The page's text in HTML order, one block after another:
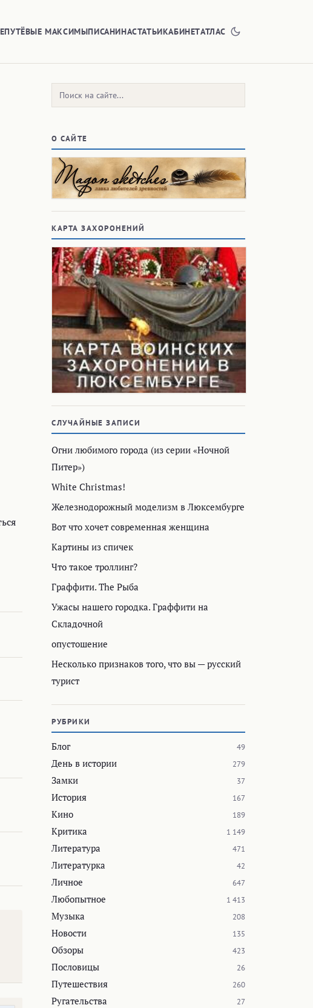
МАКСИМЫПИСАНИНАСТАТЬИКАБИНЕТАТЛАС
Поиск:
О САЙТЕ
КАРТА ЗАХОРОНЕНИЙ
СЛУЧАЙНЫЕ ЗАПИСИ
Огни любимого города (из серии «Ночной
Питер»)
White Christmas!
Железнодорожный моделизм в Люксембурге
Вот что хочет современная женщина
Картины из спичек
Что такое троллинг?
Граффити. The Рыба
Ужасы нашего городка. Граффити на
Складочной
опустошение
Несколько признаков того, что вы — русский
турист
РУБРИКИ
Блог 49
День в истории 279
Замки 37
История 167
Кино 189
Критика 1 149
Литература 471
Литературка 42
Личное 647
Любопытное 1 413
Музыка 208
Новости 135
Обзоры 423
Пословицы 26
Путешествия 260
Ругательства 27